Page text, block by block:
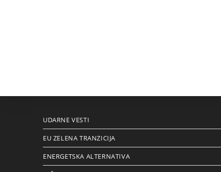
UDARNE VESTI
EU ZELENA TRANZICIJA
ENERGETSKA ALTERNATIVA